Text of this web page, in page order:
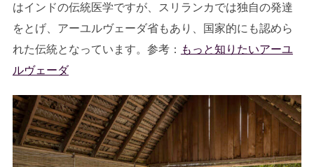
はインドの伝統医学ですが、スリランカでは独自の発達
をとげ、アーユルヴェーダ省もあり、国家的にも認めら
れた伝統となっています。参考： もっと知りたいアーユ
ルヴェーダ